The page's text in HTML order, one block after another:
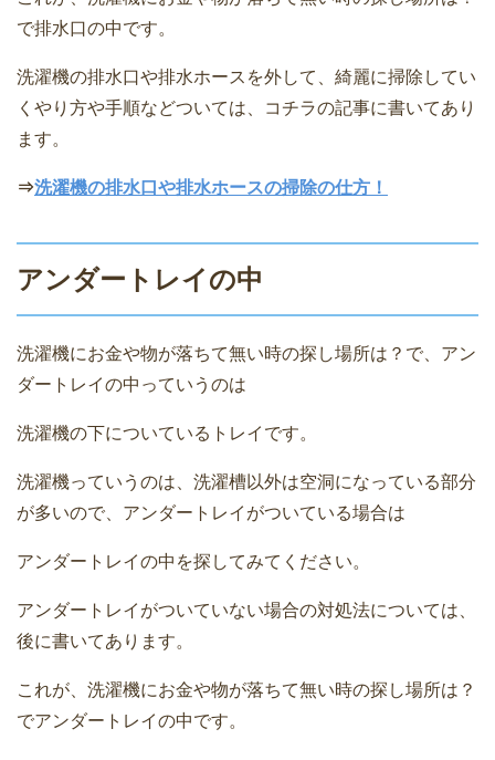
で排水口の中です。
洗濯機の排水口や排水ホースを外して、綺麗に掃除してい
くやり方や手順などついては、コチラの記事に書いてあり
ます。
⇒洗濯機の排水口や排水ホースの掃除の仕方！
アンダートレイの中
洗濯機にお金や物が落ちて無い時の探し場所は？で、アン
ダートレイの中っていうのは
洗濯機の下についているトレイです。
洗濯機っていうのは、洗濯槽以外は空洞になっている部分
が多いので、アンダートレイがついている場合は
アンダートレイの中を探してみてください。
アンダートレイがついていない場合の対処法については、
後に書いてあります。
これが、洗濯機にお金や物が落ちて無い時の探し場所は？
でアンダートレイの中です。